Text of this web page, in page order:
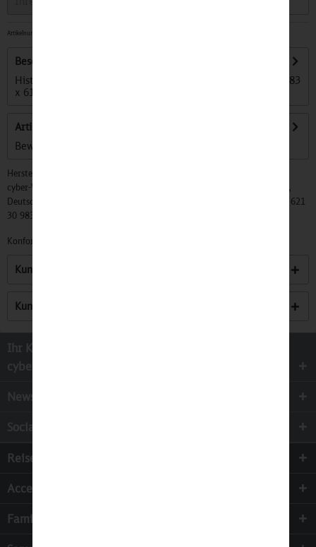
Artikelnummer:
Beschreibung
Historische Karte Maßstab: 1:270.000/1:80.000 Blattformat: 83
x 61 cm...
Artikel bewerten
Bewertungen lesen, schreiben und diskutieren...
Hersteller:
cyber-Wear Heidelberg GmbH, Elsa-Brändström-Str. 4, 68229 Mannheim,
Deutschland, Info@mycybergroup.com, https://mycybergroup.com, +49 621
30 983 0
Konformitätserklärungen zu unseren Produkten finden Sie
Kunden kauften auch
Kunden haben sich ebenfalls angesehen
Ihr Kontakt zur
cyber-Wear Heidelberg GmbH
Newsletter
Socialmedia
Reisen
Accessoires
Familie & Kinder